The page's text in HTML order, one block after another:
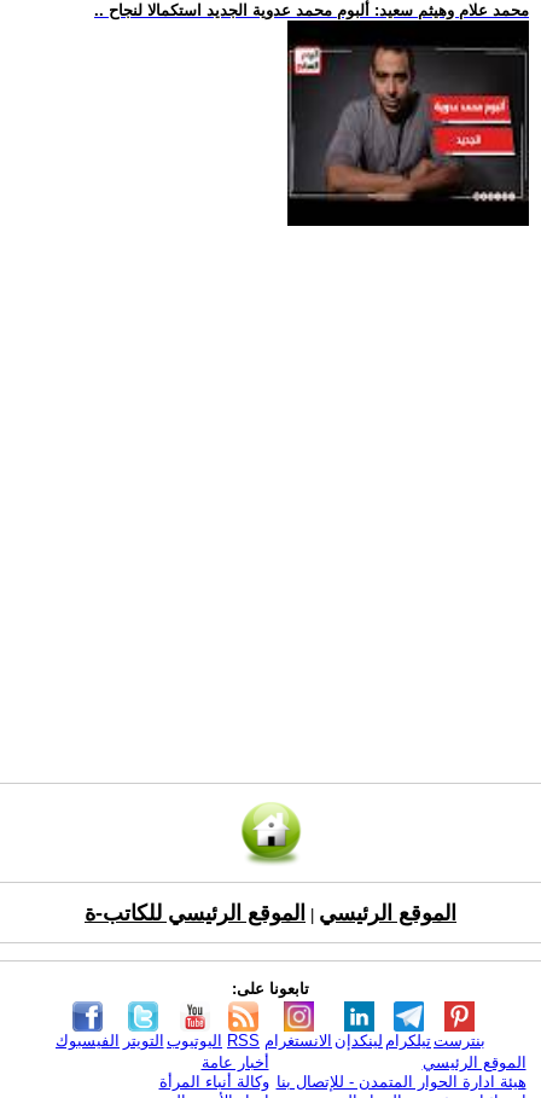
.. محمد علام وهيثم سعيد: ألبوم محمد عدوية الجديد استكمالا لنجاح
الموقع الرئيسي الموقع الرئيسي للكاتب-ة
تابعونا على:
الفيسبوك التويتر اليوتيوب RSS الانستغرام لينكدإن تيلكرامبنترست
الموقع الرئيسي
هيئة ادارة الحوار المتمدن - للإتصال بنا
أخبار عامة
وكالة أنباء المرأة